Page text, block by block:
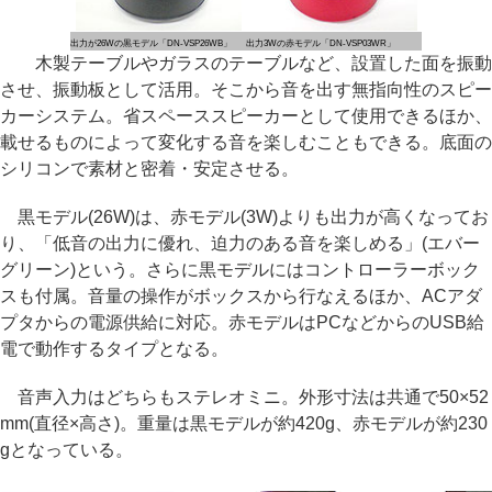
出力が26Wの黒モデル「DN-VSP26WB」 出力3Wの赤モデル「DN-VSP03WR」
木製テーブルやガラスのテーブルなど、設置した面を振動
させ、振動板として活用。そこから音を出す無指向性のスピー
カーシステム。省スペーススピーカーとして使用できるほか、
載せるものによって変化する音を楽しむこともできる。底面の
シリコンで素材と密着・安定させる。
黒モデル(26W)は、赤モデル(3W)よりも出力が高くなってお
り、「低音の出力に優れ、迫力のある音を楽しめる」(エバー
グリーン)という。さらに黒モデルにはコントローラーボック
スも付属。音量の操作がボックスから行なえるほか、ACアダ
プタからの電源供給に対応。赤モデルはPCなどからのUSB給
電で動作するタイプとなる。
音声入力はどちらもステレオミニ。外形寸法は共通で50×52
mm(直径×高さ)。重量は黒モデルが約420g、赤モデルが約230
gとなっている。